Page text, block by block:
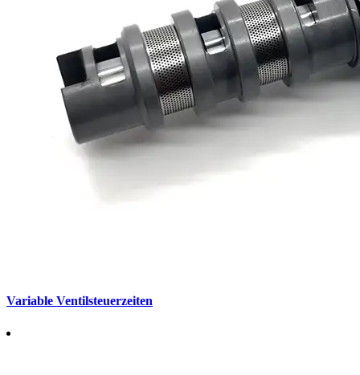
Variable Ventilsteuerzeiten